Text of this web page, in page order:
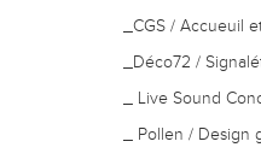
_CGS / Accueuil
_Déco72 /
_ Live Sound
_ Pollen / Design